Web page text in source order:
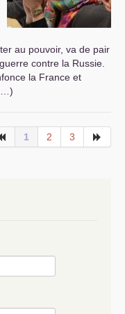
au pouvoir, va de pair
contre la Russie.
la France et
1 2 3